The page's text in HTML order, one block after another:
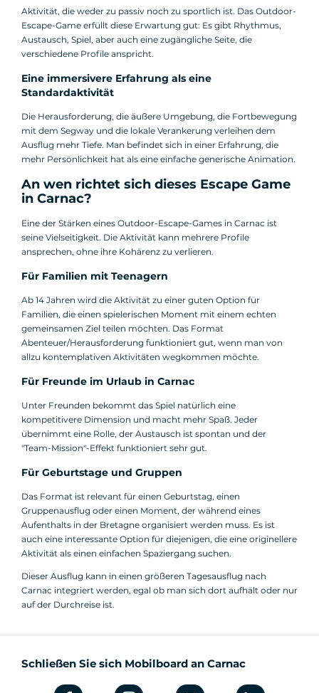
Aktivität, die weder zu passiv noch zu sportlich ist. Das Outdoor-
Escape-Game erfüllt diese Erwartung gut: Es gibt Rhythmus,
Austausch, Spiel, aber auch eine zugängliche Seite, die
verschiedene Profile anspricht.
Eine immersivere Erfahrung als eine
Standardaktivität
Die Herausforderung, die äußere Umgebung, die Fortbewegung
mit dem Segway und die lokale Verankerung verleihen dem
Ausflug mehr Tiefe. Man befindet sich in einer Erfahrung, die
mehr Persönlichkeit hat als eine einfache generische Animation.
An wen richtet sich dieses Escape Game
in Carnac?
Eine der Stärken eines Outdoor-Escape-Games in Carnac ist
seine Vielseitigkeit. Die Aktivität kann mehrere Profile
ansprechen, ohne ihre Kohärenz zu verlieren.
Für Familien mit Teenagern
Ab 14 Jahren wird die Aktivität zu einer guten Option für
Familien, die einen spielerischen Moment mit einem echten
gemeinsamen Ziel teilen möchten. Das Format
Abenteuer/Herausforderung funktioniert gut, wenn man von
allzu kontemplativen Aktivitäten wegkommen möchte.
Für Freunde im Urlaub in Carnac
Unter Freunden bekommt das Spiel natürlich eine
kompetitivere Dimension und macht mehr Spaß. Jeder
übernimmt eine Rolle, der Austausch ist spontan und der
"Team-Mission"-Effekt funktioniert sehr gut.
Für Geburtstage und Gruppen
Das Format ist relevant für einen Geburtstag, einen
Gruppenausflug oder einen Moment, der während eines
Aufenthalts in der Bretagne organisiert werden muss. Es ist
auch eine interessante Option für diejenigen, die eine originellere
Aktivität als einen einfachen Spaziergang suchen.
Dieser Ausflug kann in einen größeren Tagesausflug nach
Carnac integriert werden, egal ob man sich dort aufhält oder nur
auf der Durchreise ist.
Schließen Sie sich Mobilboard an Carnac